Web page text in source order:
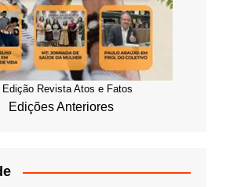
Edição Revista Atos e Fatos
Edições Anteriores